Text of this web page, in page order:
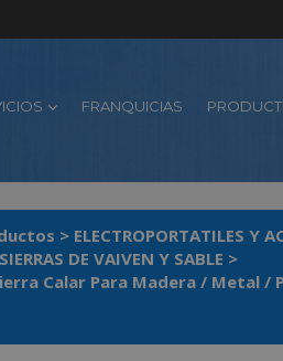
FRANQUICIAS
> ELECTROPORTATILES Y
DE VAIVEN Y SABLE >
Calar Para Madera / Metal /